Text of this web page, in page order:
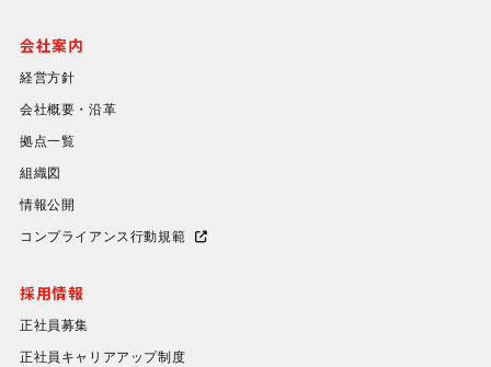
会社案内
経営方針
会社概要・沿革
拠点一覧
組織図
情報公開
コンプライアンス行動規範
採用情報
正社員募集
正社員キャリアアップ制度